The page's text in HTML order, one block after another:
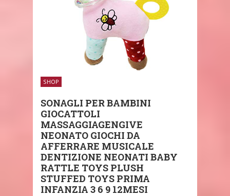
SHOP
SONAGLI PER BAMBINI
GIOCATTOLI
MASSAGGIAGENGIVE
NEONATO GIOCHI DA
AFFERRARE MUSICALE
DENTIZIONE NEONATI BABY
RATTLE TOYS PLUSH
STUFFED TOYS PRIMA
INFANZIA 3 6 9 12MESI